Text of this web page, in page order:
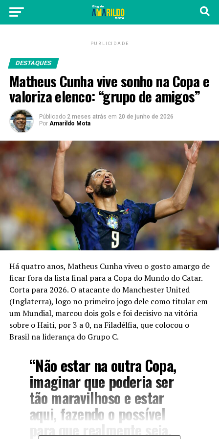
PUBLICIDADE
DESTAQUES
Matheus Cunha vive sonho na Copa e
valoriza elenco: “grupo de amigos”
Públicado 2 meses atrás em 20 de junho de 2026
Por Amarildo Mota
Há quatro anos, Matheus Cunha viveu o gosto amargo de
ficar fora da lista final para a Copa do Mundo do Catar.
Corta para 2026. O atacante do Manchester United
(Inglaterra), logo no primeiro jogo dele como titular em
um Mundial, marcou dois gols e foi decisivo na vitória
sobre o Haiti, por 3 a 0, na Filadélfia, que colocou o
Brasil na liderança do Grupo C.
“Não estar na outra Copa,
imaginar que poderia ser
tão maravilhoso e estar
aqui, fazendo o possível
para que realmente seja.